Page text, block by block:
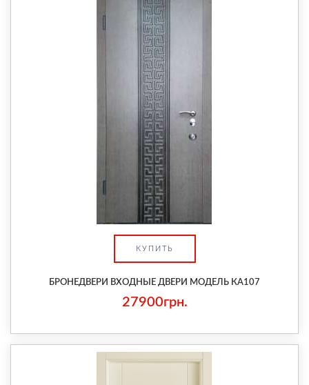
КУПИТЬ
БРОНЕДВЕРИ ВХОДНЫЕ ДВЕРИ МОДЕЛЬ КА107
27900грн.